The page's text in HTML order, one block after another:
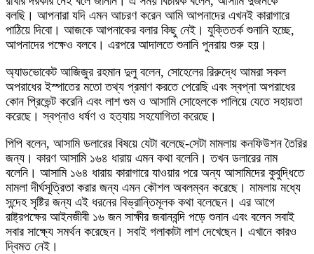
বলছি। আপনারা যদি এমন আচরণ করেন আমি আপনাদের এখনই কারাগারে
পাঠিয়ে দিবো। আজকে আপনাকের বলার কিছু নেই। যুক্তিতর্ক শুনানি হচ্ছে,
আপনাদের পক্ষেও বলবে। এরপরে আদালতে শুনানি পুনরায় শুরু হয়।
অ্যাডভোকেট আজিজুর রহমান দুলু বলেন, সোহেলের রিরুদ্ধে আমরা সকল
অপরাধের ইস্পাতের মতো তথ্য প্রমাণ করতে পেরেছি এবং স্বপ্না অপরাধের
কোন প্রিভেন্ট করেনি এবং লাশ গুম ও আসামি সোহেলকে পালিয়ে যেতে সহায়তা
করেছে। স্বপ্নাও ধর্ষণ ও হত্যায় সহযোগিতা করেছে।
পিপি বলেন, আসামি ডলারের বিষয়ে যেটা বলেছে-সেটা মামলায় কনফিউশন তৈরির
জন্য। কারণ আসামি ১৬৪ ধারায় এমন কথা বলেনি। তখন ডলারের নাম
বলেনি। আসামি ১৬৪ ধারায় কারাগারে যাওয়ার পরে অন্য আসামিদের কুবুদ্ধিতে
মামলা দীর্ঘসূত্রিতা করার জন্য এমন কৌশল অবলম্বন করেছে। মামলায় মধ্যে
সন্দেহ সৃষ্টির জন্য এই ধরনের বিভ্রান্তিমূলক কথা বলেছেন। এর আগে
রাষ্ট্রপক্ষের আইনজীবী ১৬ জন সাক্ষীর জবানবন্দি পড়ে শুনান এবং বলেন সবাই
সবার সাক্ষ্যে সমর্থন করেছেন। সবাই গলাকাটা লাশ দেখেছেন। এখানে কারও
দ্বিমত নেই।